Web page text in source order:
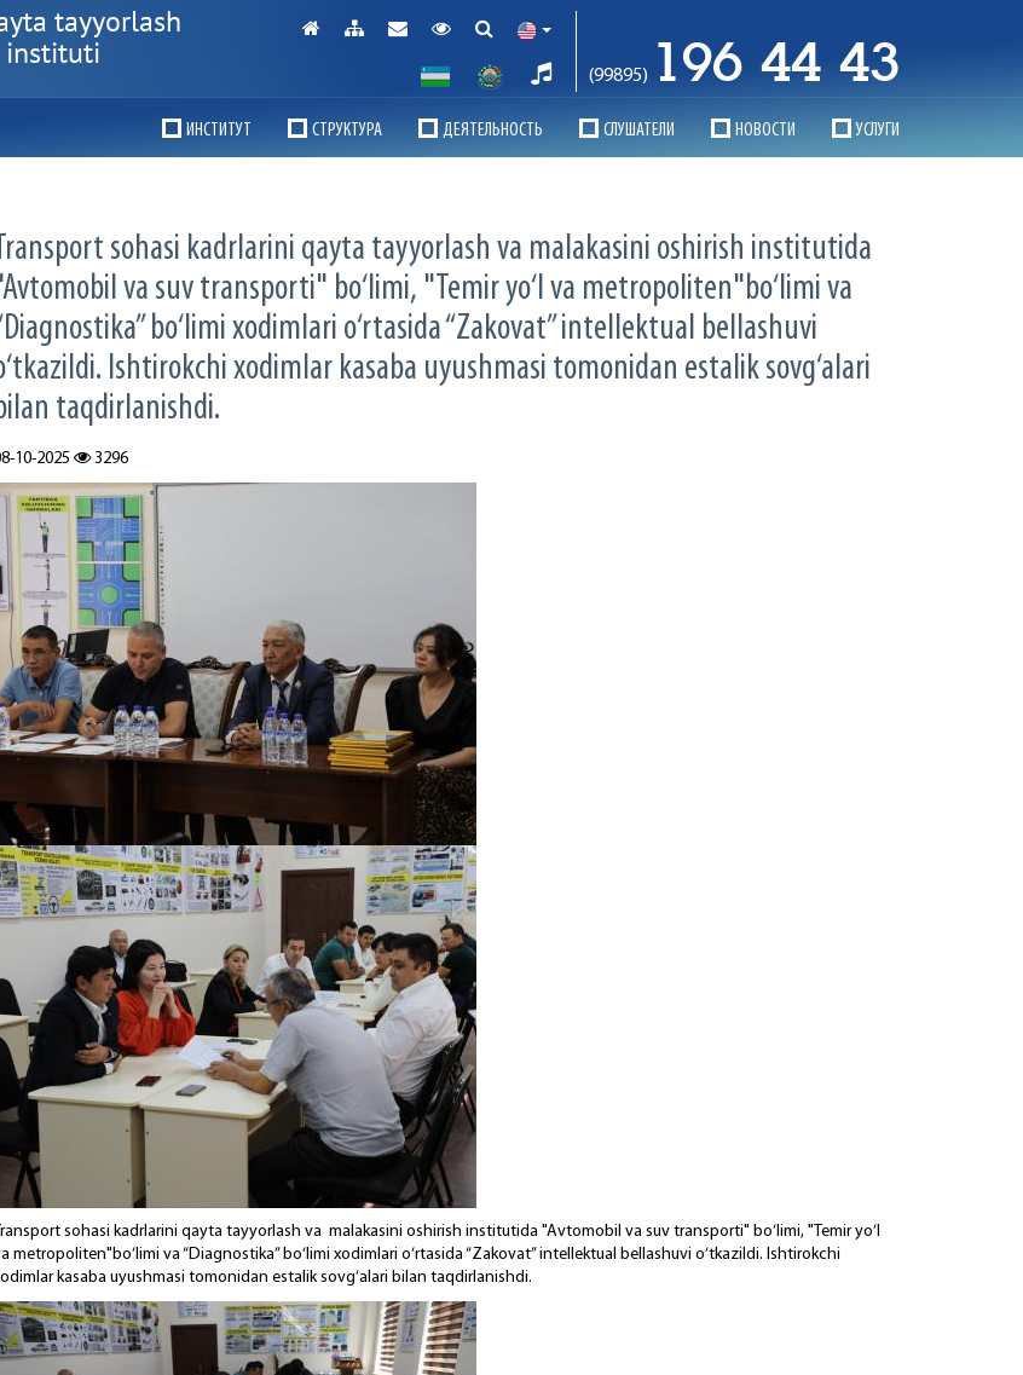
tayyorlash
instituti
(99895) 196 44 43
ИНСТИТУТ СТРУКТУРА ДЕЯТЕЛЬНОСТЬ СЛУШАТЕЛИ НОВОСТИ УСЛУГИ
sohasi kadrlarini qayta tayyorlash va malakasini oshirish institutida
va suv transporti" bo‘limi, "Temir yo‘l va metropoliten"bo‘limi va
bo‘limi xodimlari o‘rtasida “Zakovat” intellektual bellashuvi
Ishtirokchi xodimlar kasaba uyushmasi tomonidan estalik sovg‘alari
taqdirlanishdi.
10-2025 3296
sohasi kadrlarini qayta tayyorlash va malakasini oshirish institutida "Avtomobil va suv transporti" bo‘limi, "Temir yo‘l
metropoliten"bo‘limi va “Diagnostika” bo‘limi xodimlari o‘rtasida “Zakovat” intellektual bellashuvi o‘tkazildi. Ishtirokchi
kasaba uyushmasi tomonidan estalik sovg‘alari bilan taqdirlanishdi.